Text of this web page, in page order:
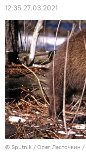
12:35 27.03.2021
© Sputnik / Олег Ласточкин /